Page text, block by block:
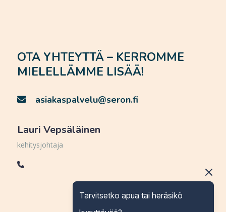
OTA YHTEYTTÄ – KERROMME
MIELELLÄMME LISÄÄ!
asiakaspalvelu@seron.fi
Lauri Vepsäläinen
kehitysjohtaja
Tarvitsetko apua tai heräsikö